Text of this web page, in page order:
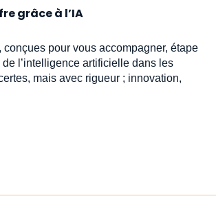
grâce à l’IA
pour vous accompagner, étape
l’intelligence artificielle dans les
mais avec rigueur ; innovation,